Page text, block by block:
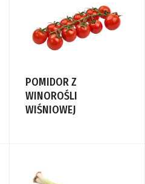
POMIDOR Z
WINOROŚLI
WIŚNIOWEJ